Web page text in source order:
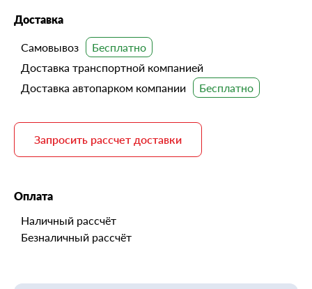
Доставка
Самовывоз
Доставка транспортной компанией
Доставка автопарком компании
Запросить рассчет доставки
Оплата
Наличный рассчёт
Безналичный рассчёт